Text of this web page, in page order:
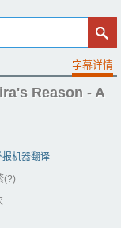
Reason - A
报机器翻译
(?)